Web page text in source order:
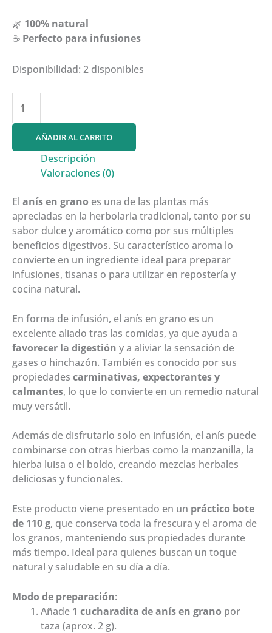
🌿 100% natural
☕ Perfecto para infusiones
Disponibilidad: 2 disponibles
en
grano
cantidadAÑADIR AL CARRITO
Descripción
Valoraciones (0)
El anís en grano es una de las plantas más
apreciadas en la herbolaria tradicional, tanto por su
sabor dulce y aromático como por sus múltiples
beneficios digestivos. Su característico aroma lo
convierte en un ingrediente ideal para preparar
infusiones, tisanas o para utilizar en repostería y
cocina natural.
En forma de infusión, el anís en grano es un
excelente aliado tras las comidas, ya que ayuda a
favorecer la digestión y a aliviar la sensación de
gases o hinchazón. También es conocido por sus
propiedades carminativas, expectorantes y
calmantes, lo que lo convierte en un remedio natural
muy versátil.
Además de disfrutarlo solo en infusión, el anís puede
combinarse con otras hierbas como la manzanilla, la
hierba luisa o el boldo, creando mezclas herbales
deliciosas y funcionales.
Este producto viene presentado en un práctico bote
de 110 g, que conserva toda la frescura y el aroma de
los granos, manteniendo sus propiedades durante
más tiempo. Ideal para quienes buscan un toque
natural y saludable en su día a día.
Modo de preparación:
Añade 1 cucharadita de anís en grano por
taza (aprox. 2 g).